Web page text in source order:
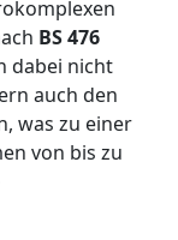
BS 476
dabei nicht
auch den
was zu einer
von bis zu